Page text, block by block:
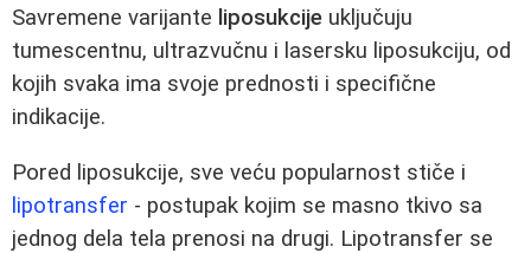
Savremene varijante liposukcije uključuju
tumescentnu, ultrazvučnu i lasersku liposukciju, od
kojih svaka ima svoje prednosti i specifične
indikacije.
Pored liposukcije, sve veću popularnost stiče i
lipotransfer - postupak kojim se masno tkivo sa
jednog dela tela prenosi na drugi. Lipotransfer se